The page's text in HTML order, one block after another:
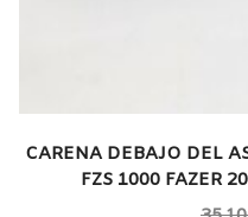
CARENA DEBAJO DEL
FZS 1000 FAZER